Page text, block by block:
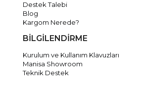
Destek Talebi
Blog
Kargom Nerede?
BİLGİLENDİRME
Kurulum ve Kullanım Klavuzları
Manisa Showroom
Teknik Destek